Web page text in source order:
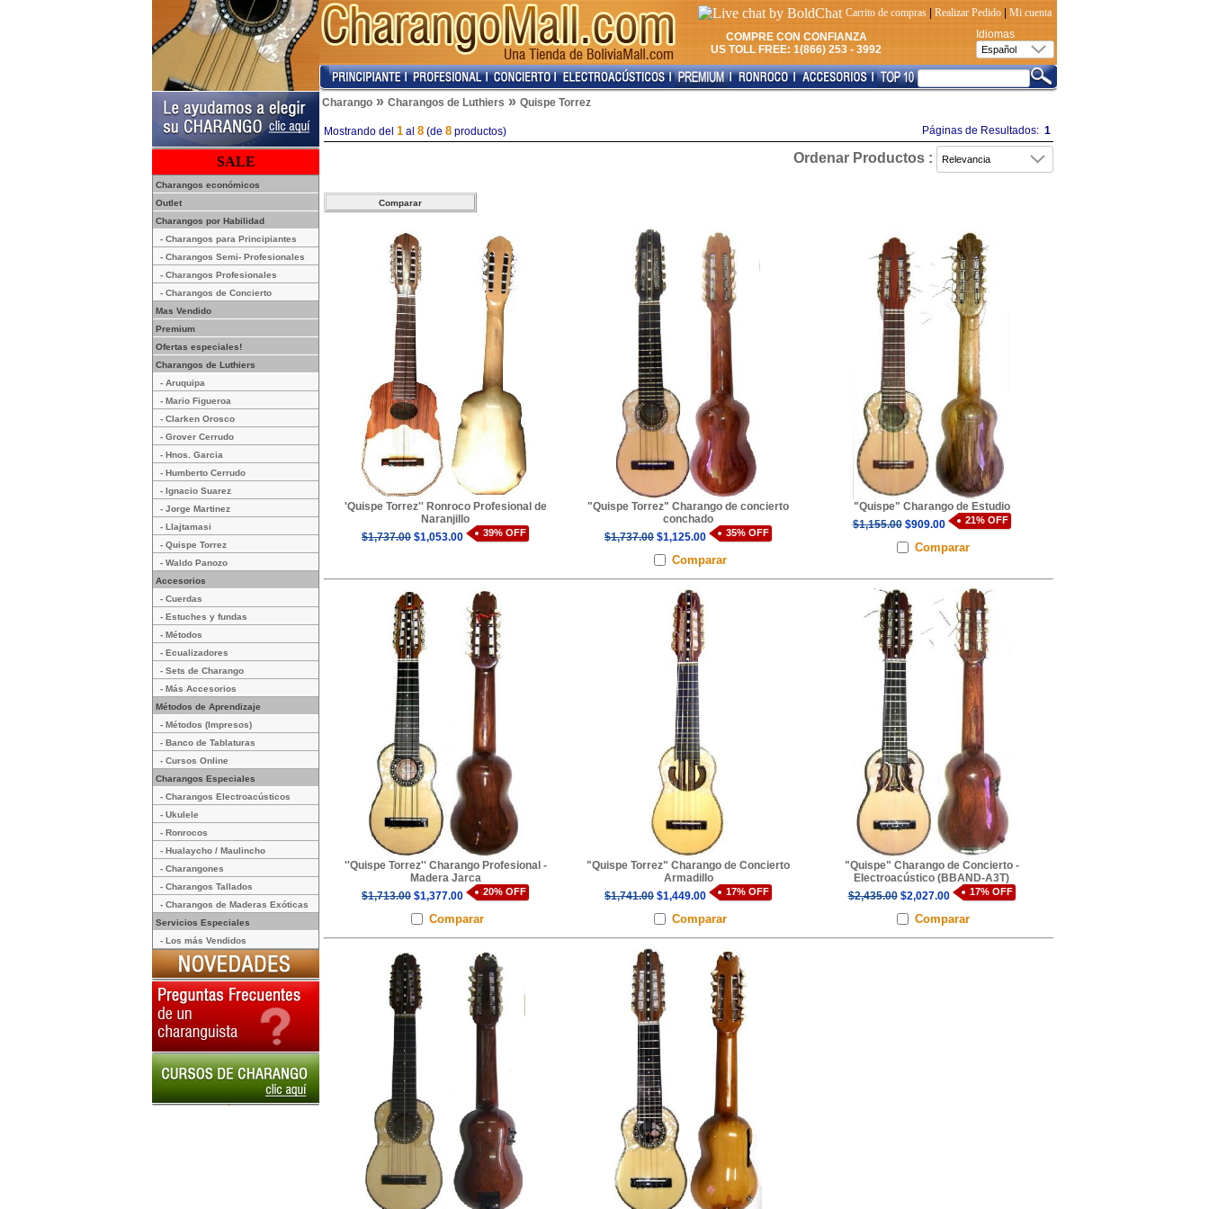
Carrito de compras Realizar Pedido
Mi cuenta
COMPRE CON CONFIANZA
US TOLL FREE: 1(866) 253 - 3992
Idiomas
SALE
Charangos económicos
Outlet
Charangos por Habilidad
- Charangos para Principiantes
- Charangos Semi- Profesionales
- Charangos Profesionales
- Charangos de Concierto
Mas Vendido
Premium
Ofertas especiales!
Charangos de Luthiers
- Aruquipa
- Mario Figueroa
- Clarken Orosco
- Grover Cerrudo
- Hnos. Garcia
- Humberto Cerrudo
- Ignacio Suarez
- Jorge Martinez
- Llajtamasi
- Quispe Torrez
- Waldo Panozo
Accesorios
- Cuerdas
- Estuches y fundas
- Métodos
- Ecualizadores
- Sets de Charango
- Más Accesorios
Métodos de Aprendizaje
- Métodos (Impresos)
- Banco de Tablaturas
- Cursos Online
Charangos Especiales
- Charangos Electroacústicos
- Ukulele
- Ronrocos
- Hualaycho / Maulincho
- Charangones
- Charangos Tallados
- Charangos de Maderas Exóticas
Servicios Especiales
- Los más Vendidos
Charango » Charangos de Luthiers » Quispe Torrez
Mostrando del 1 al 8 (de 8 productos) Páginas de Resultados: 1
Ordenar Productos :
'Quispe Torrez'' Ronroco Profesional de
Naranjillo
$1,737.00 $1,053.00 39% OFF
"Quispe Torrez" Charango de concierto
conchado
$1,737.00 $1,125.00 35% OFF
Comparar
"Quispe" Charango de Estudio
$1,155.00$909.00 21% OFF
Comparar
''Quispe Torrez'' Charango Profesional -
Madera Jarca
$1,713.00 $1,377.00 20% OFF
Comparar
"Quispe Torrez" Charango de Concierto
Armadillo
$1,741.00 $1,449.00 17% OFF
Comparar
"Quispe" Charango de Concierto -
Electroacústico (BBAND-A3T)
$2,435.00$2,027.00 17% OFF
Comparar